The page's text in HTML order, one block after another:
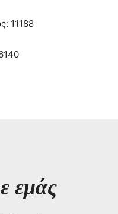
11188
εμάς